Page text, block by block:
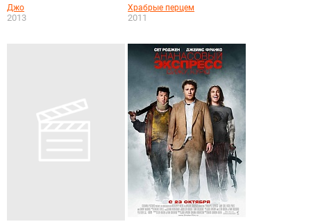
Джо
2013
Храбрые перцем
2011